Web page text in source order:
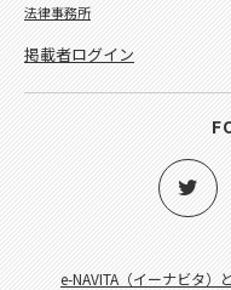
e-NAVITA（イーナビタ）
法律事務所
掲載者ログイン